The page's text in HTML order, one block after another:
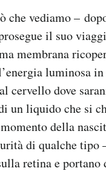
che vediamo –
il suo
membrana
luminosa
cervello dove
un liquido che si
della
di qualche tipo
retina e